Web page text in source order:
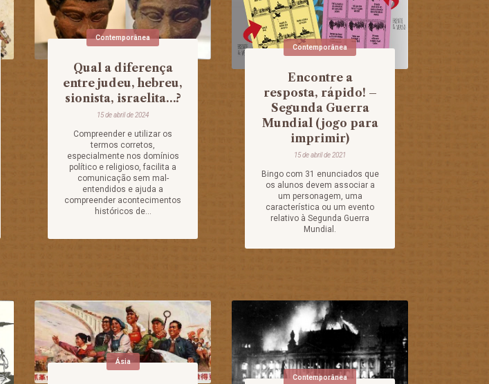
Contemporânea
Qual a diferença
entre judeu, hebreu,
sionista, israelita…?
15 de abril de 2024
Compreender e utilizar os
termos corretos,
especialmente nos domínios
político e religioso, facilita a
comunicação sem mal-
entendidos e ajuda a
compreender acontecimentos
históricos de...
Contemporânea
Encontre a
resposta, rápido! –
Segunda Guerra
Mundial (jogo para
imprimir)
15 de abril de 2021
Bingo com 31 enunciados que
os alunos devem associar a
um personagem, uma
característica ou um evento
relativo à Segunda Guerra
Mundial.
Ásia
Contemporânea